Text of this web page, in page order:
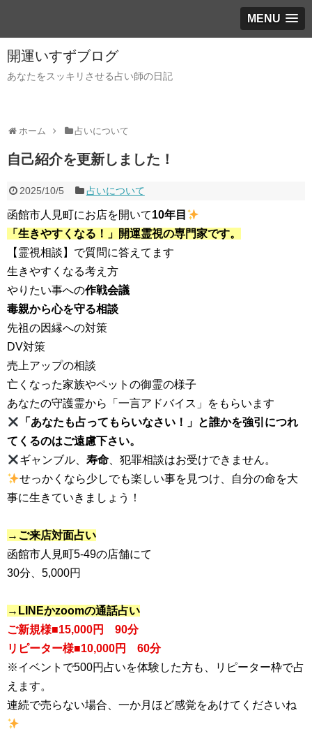
MENU
開運いすずブログ
あなたをスッキリさせる占い師の日記
ホーム 占いについて
自己紹介を更新しました！
2025/10/5 占いについて
函館市人見町にお店を開いて10年目
「生きやすくなる！」開運霊視の専門家です。
【霊視相談】で質問に答えてます
生きやすくなる考え方
やりたい事への作戦会議
毒親から心を守る相談
先祖の因縁への対策
DV対策
売上アップの相談
亡くなった家族やペットの御霊の様子
あなたの守護霊から「一言アドバイス」をもらいます
「あなたも占ってもらいなさい！」と誰かを強引につれ
てくるのはご遠慮下さい。
ギャンブル、寿命 、犯罪相談はお受けできません。
せっかくなら少しでも楽しい事を見つけ、自分の命を大
事に生きていきましょう！
→ご来店対面占い
函館市人見町5-49の店舗にて
30分、5,000円
→LINEかzoomの通話占い
ご新規様■15,000円 90分
リピーター様■10,000円 60分
※イベントで500円占いを体験した方も、リピーター枠で占
えます。
連続で売らない場合、一か月ほど感覚をあけてくださいね